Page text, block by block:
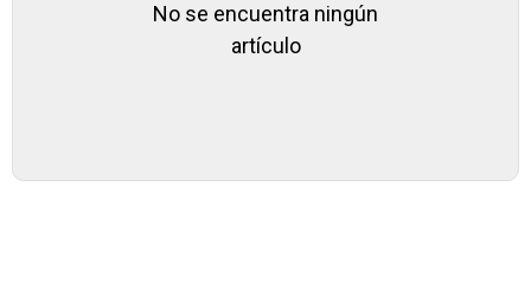
No se encuentra ningún
artículo